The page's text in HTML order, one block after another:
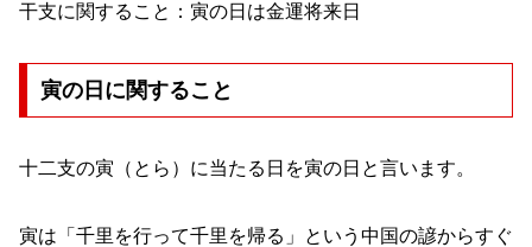
干支に関すること：寅の日は金運将来日
寅の日に関すること
十二支の寅（とら）に当たる日を寅の日と言います。
寅は「千里を行って千里を帰る」という中国の諺からすぐ